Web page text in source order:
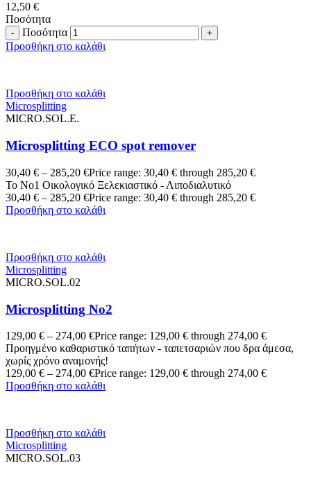
12,50 €
Ποσότητα
Ποσότητα
Προσθήκη στο καλάθι
Προσθήκη στο καλάθι
Microsplitting
MICRO.SOL.E.
Microsplitting ECO spot remover
30,40 € – 285,20 €Price range: 30,40 € through 285,20 €
Το Νο1 Οικολογικό Ξελεκιαστικό - Λιποδιαλυτικό
30,40 € – 285,20 €Price range: 30,40 € through 285,20 €
Προσθήκη στο καλάθι
Προσθήκη στο καλάθι
Microsplitting
MICRO.SOL.02
Microsplitting No2
129,00 € – 274,00 €Price range: 129,00 € through 274,00 €
Προηγμένο καθαριστικό ταπήτων - ταπετσαριών που δρα άμεσα,
χωρίς χρόνο αναμονής!
129,00 € – 274,00 €Price range: 129,00 € through 274,00 €
Προσθήκη στο καλάθι
Προσθήκη στο καλάθι
Microsplitting
MICRO.SOL.03